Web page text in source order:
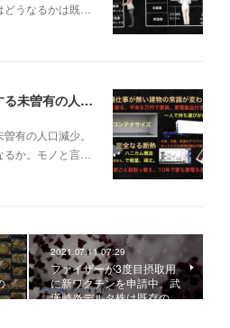
うなるかは既…
日本の不動産を無価値にする未曽有の人口減少。ではこれからの建築物はどうなるか。
有の人口減少。
か。モノと言…
2021.07.11 07:29
ファイザーが3度目摂取用
に新ワクチンを申請中。武
漢肺炎デルタ株は既存の…